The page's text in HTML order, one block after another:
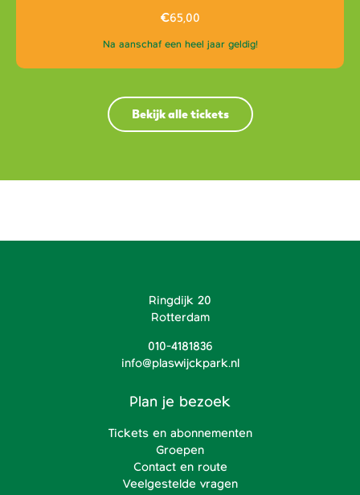
€65,00
Na aanschaf een heel jaar geldig!
Bekijk alle tickets
Ringdijk 20
Rotterdam
010-4181836
info@plaswijckpark.nl
Plan je bezoek
Tickets en abonnementen
Groepen
Contact en route
Veelgestelde vragen